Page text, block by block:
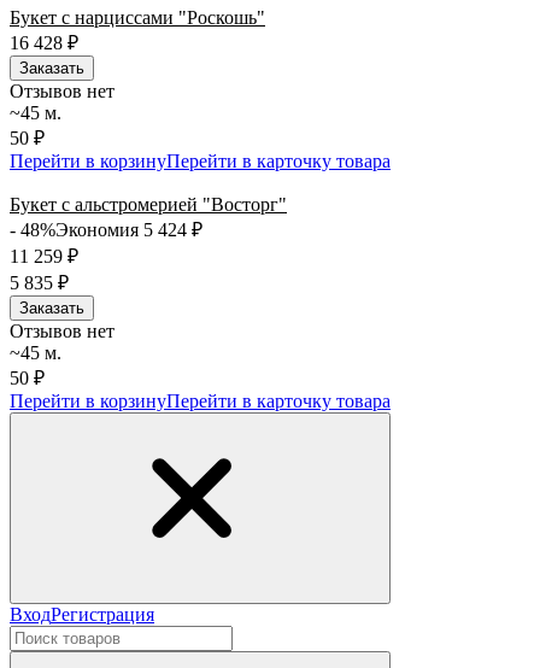
Букет с нарциссами "Роскошь"
16 428 ₽
Заказать
Отзывов нет
~45 м.
50 ₽
Перейти в корзинуПерейти в карточку товара
Букет с альстромерией "Восторг"
- 48%Экономия 5 424 ₽
11 259 ₽
5 835 ₽
Заказать
Отзывов нет
~45 м.
50 ₽
Перейти в корзинуПерейти в карточку товара
ВходРегистрация